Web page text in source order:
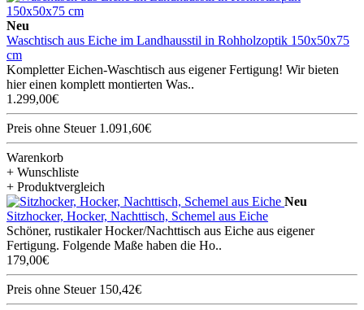
Neu
Waschtisch aus Eiche im Landhausstil in Rohholzoptik 150x50x75
cm
Kompletter Eichen-Waschtisch aus eigener Fertigung! Wir bieten
hier einen komplett montierten Was..
1.299,00€
Preis ohne Steuer 1.091,60€
Warenkorb
+ Wunschliste
+ Produktvergleich
Neu
Sitzhocker, Hocker, Nachttisch, Schemel aus Eiche
Schöner, rustikaler Hocker/Nachttisch aus Eiche aus eigener
Fertigung. Folgende Maße haben die Ho..
179,00€
Preis ohne Steuer 150,42€